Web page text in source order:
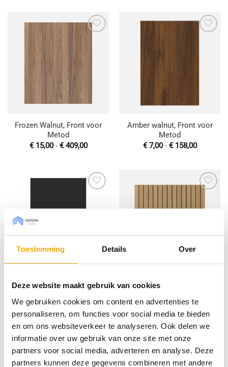
Toestemming Details Over
Deze website maakt gebruik van cookies
We gebruiken cookies om content en advertenties te
personaliseren, om functies voor social media te bieden
en om ons websiteverkeer te analyseren. Ook delen we
informatie over uw gebruik van onze site met onze
partners voor social media, adverteren en analyse. Deze
partners kunnen deze gegevens combineren met andere
Toevoegen
aan
Frozen Walnut, Front voor
Metod
€15,00 - €409,00Prijsklasse:
Amber walnut, Front voor
Metod
€7,00 - €158,00
Sense diepmat zwart,
Front voor Metod
€9,00 - € 225,00Prijsklasse:
€ 9,00
tot
€ 225,00
Breslau 50 blanke lak,
€ 14,66 - €389,17
€ 14,66
tot
€ 389,17
Toevoegen
aan
Toevoegen
aan